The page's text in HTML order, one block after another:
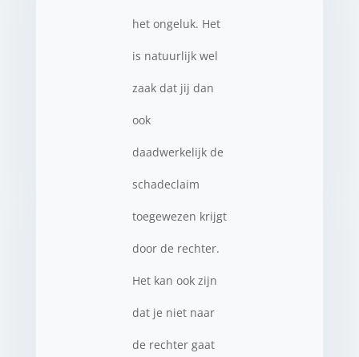
het ongeluk. Het
is natuurlijk wel
zaak dat jij dan
ook
daadwerkelijk de
schadeclaim
toegewezen krijgt
door de rechter.
Het kan ook zijn
dat je niet naar
de rechter gaat